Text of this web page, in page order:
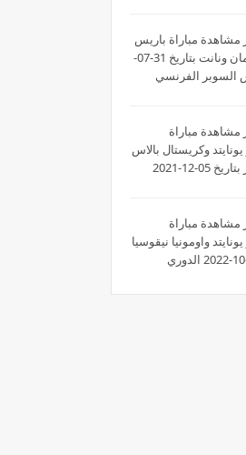
مباراة باريس
سان جيرمان ونانت بتاريخ 31-07-
مباراة
وكريستال بالاس
بث مباشر بتاريخ 05-12-2021
مباراة
واومونيا نيقوسيا
بتاريخ 13-10-2022 الدوري